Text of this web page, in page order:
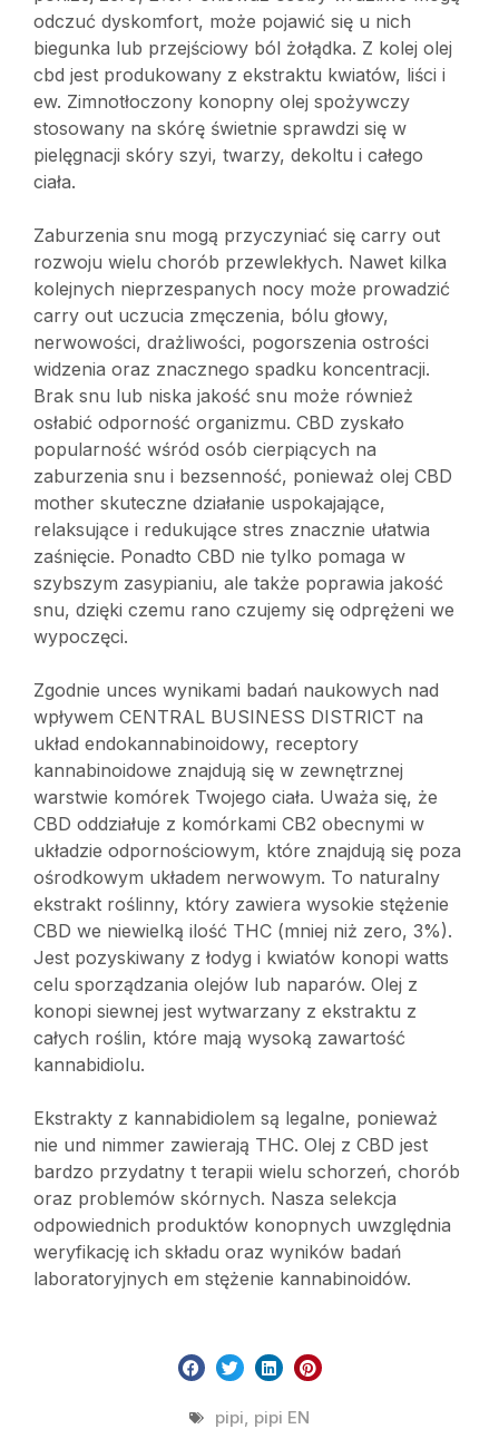
odczuć dyskomfort, może pojawić się u nich
biegunka lub przejściowy ból żołądka. Z kolej olej
cbd jest produkowany z ekstraktu kwiatów, liści i
ew. Zimnotłoczony konopny olej spożywczy
stosowany na skórę świetnie sprawdzi się w
pielęgnacji skóry szyi, twarzy, dekoltu i całego
ciała.
Zaburzenia snu mogą przyczyniać się carry out
rozwoju wielu chorób przewlekłych. Nawet kilka
kolejnych nieprzespanych nocy może prowadzić
carry out uczucia zmęczenia, bólu głowy,
nerwowości, drażliwości, pogorszenia ostrości
widzenia oraz znacznego spadku koncentracji.
Brak snu lub niska jakość snu może również
osłabić odporność organizmu. CBD zyskało
popularność wśród osób cierpiących na
zaburzenia snu i bezsenność, ponieważ olej CBD
mother skuteczne działanie uspokajające,
relaksujące i redukujące stres znacznie ułatwia
zaśnięcie. Ponadto CBD nie tylko pomaga w
szybszym zasypianiu, ale także poprawia jakość
snu, dzięki czemu rano czujemy się odprężeni we
wypoczęci.
Zgodnie unces wynikami badań naukowych nad
wpływem CENTRAL BUSINESS DISTRICT na
układ endokannabinoidowy, receptory
kannabinoidowe znajdują się w zewnętrznej
warstwie komórek Twojego ciała. Uważa się, że
CBD oddziałuje z komórkami CB2 obecnymi w
układzie odpornościowym, które znajdują się poza
ośrodkowym układem nerwowym. To naturalny
ekstrakt roślinny, który zawiera wysokie stężenie
CBD we niewielką ilość THC (mniej niż zero, 3%).
Jest pozyskiwany z łodyg i kwiatów konopi watts
celu sporządzania olejów lub naparów. Olej z
konopi siewnej jest wytwarzany z ekstraktu z
całych roślin, które mają wysoką zawartość
kannabidiolu.
Ekstrakty z kannabidiolem są legalne, ponieważ
nie und nimmer zawierają THC. Olej z CBD jest
bardzo przydatny t terapii wielu schorzeń, chorób
oraz problemów skórnych. Nasza selekcja
odpowiednich produktów konopnych uwzględnia
weryfikację ich składu oraz wyników badań
laboratoryjnych em stężenie kannabinoidów.
pipi pipi EN